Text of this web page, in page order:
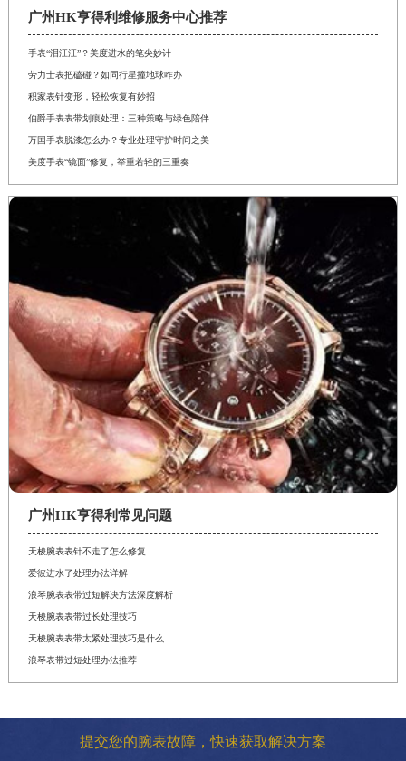
广州HK亨得利维修服务中心推荐
手表“泪汪汪”？美度进水的笔尖妙计
劳力士表把磕碰？如同行星撞地球咋办
积家表针变形，轻松恢复有妙招
伯爵手表表带划痕处理：三种策略与绿色陪伴
万国手表脱漆怎么办？专业处理守护时间之美
美度手表“镜面”修复，举重若轻的三重奏
广州HK亨得利常见问题
天梭腕表表针不走了怎么修复
爱彼进水了处理办法详解
浪琴腕表表带过短解决方法深度解析
天梭腕表表带过长处理技巧
天梭腕表表带太紧处理技巧是什么
浪琴表带过短处理办法推荐
提交您的腕表故障，快速获取解决方案